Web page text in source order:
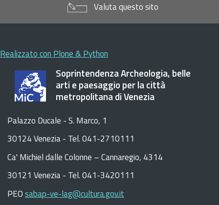
Valuta questo sito
Realizzato con Plone & Python
Soprintendenza Archeologia, belle
arti e paesaggio per la città
metropolitana di Venezia
Palazzo Ducale - S. Marco, 1
30124 Venezia - Tel. 041-2710111
Ca' Michiel dalle Colonne – Cannaregio, 4314
30121 Venezia - Tel. 041-3420111
PEOsabap-ve-lag@cultura.gov.it